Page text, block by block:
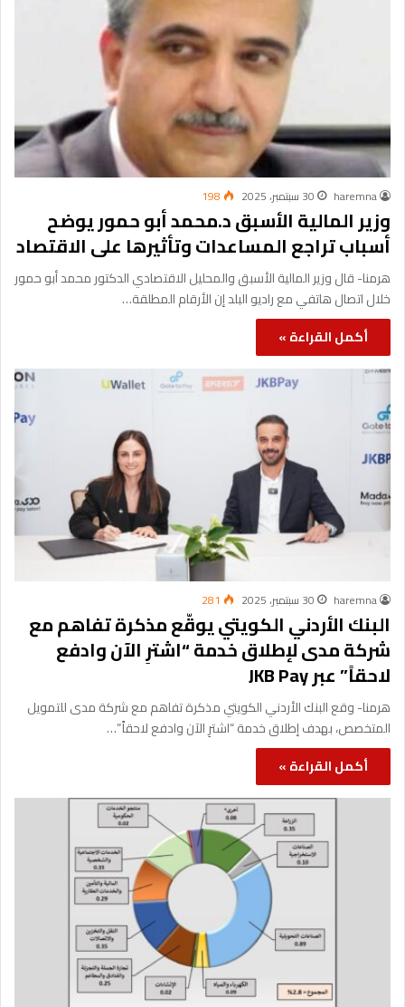
haremna 30 سبتمبر، 2025 198
وزير المالية الأسبق د.محمد أبو حمور يوضح
أسباب تراجع المساعدات وتأثيرها على الاقتصاد
هرمنا- قال وزير المالية الأسبق والمحليل الاقتصادي الدكتور محمد أبو حمور
خلال اتصال هاتفي مع راديو البلد إن الأرقام المطلقة…
أكمل القراءة »
haremna 30 سبتمبر، 2025 281
البنك الأردني الكويتي يوقّع مذكرة تفاهم مع
شركة مدى لإطلاق خدمة “اشترِ الآن وادفع
لاحقاً” عبر JKB Pay
هرمنا- وقع البنك الأردني الكويتي مذكرة تفاهم مع شركة مدى للتمويل
المتخصص، بهدف إطلاق خدمة “اشترِ الآن وادفع لاحقاً ”…
أكمل القراءة »